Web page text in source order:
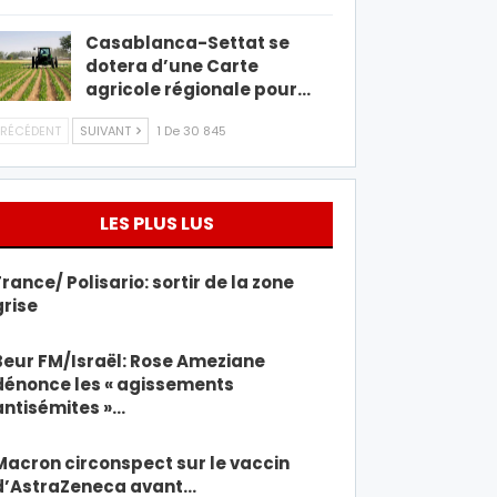
Casablanca-Settat se
dotera d’une Carte
agricole régionale pour…
SUIVANT 1 De 30 845
LES PLUS LUS
Polisario: sortir de la zone
FM/Israël: Rose Ameziane
les « agissements
»…
circonspect sur le vaccin
avant…